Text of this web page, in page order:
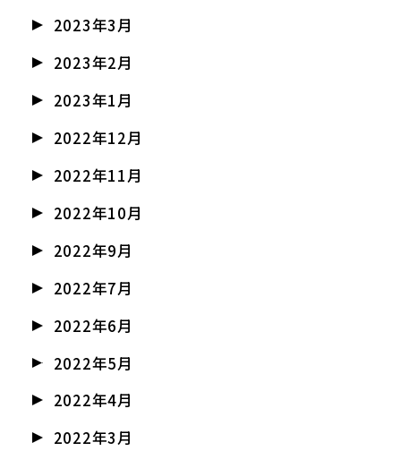
2023年3月
2023年2月
2023年1月
2022年12月
2022年11月
2022年10月
2022年9月
2022年7月
2022年6月
2022年5月
2022年4月
2022年3月